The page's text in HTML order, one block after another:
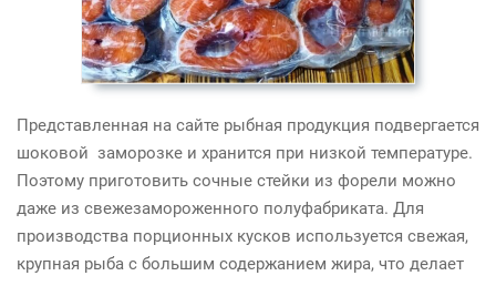
Представленная на сайте рыбная продукция подвергается
шоковой заморозке и хранится при низкой температуре.
Поэтому приготовить сочные стейки из форели можно
даже из свежезамороженного полуфабриката. Для
производства порционных кусков используется свежая,
крупная рыба с большим содержанием жира, что делает